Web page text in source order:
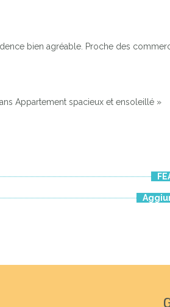
bien agréable. Proche des
Appartement spacieux et ensoleillé »